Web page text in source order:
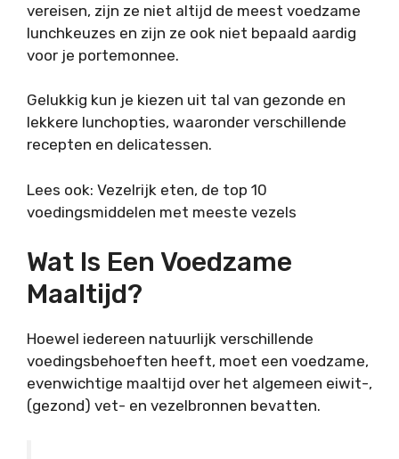
vereisen, zijn ze niet altijd de meest voedzame
lunchkeuzes en zijn ze ook niet bepaald aardig
voor je portemonnee.
Gelukkig kun je kiezen uit tal van gezonde en
lekkere lunchopties, waaronder verschillende
recepten en delicatessen.
Lees ook: Vezelrijk eten, de top 10
voedingsmiddelen met meeste vezels
Wat Is Een Voedzame
Maaltijd?
Hoewel iedereen natuurlijk verschillende
voedingsbehoeften heeft, moet een voedzame,
evenwichtige maaltijd over het algemeen eiwit-,
(gezond) vet- en vezelbronnen bevatten.